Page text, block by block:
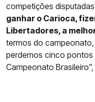
competições
ganhar o Carioca,
Libertadores, a
termos do
perdemos cinco pontos
Campeonato